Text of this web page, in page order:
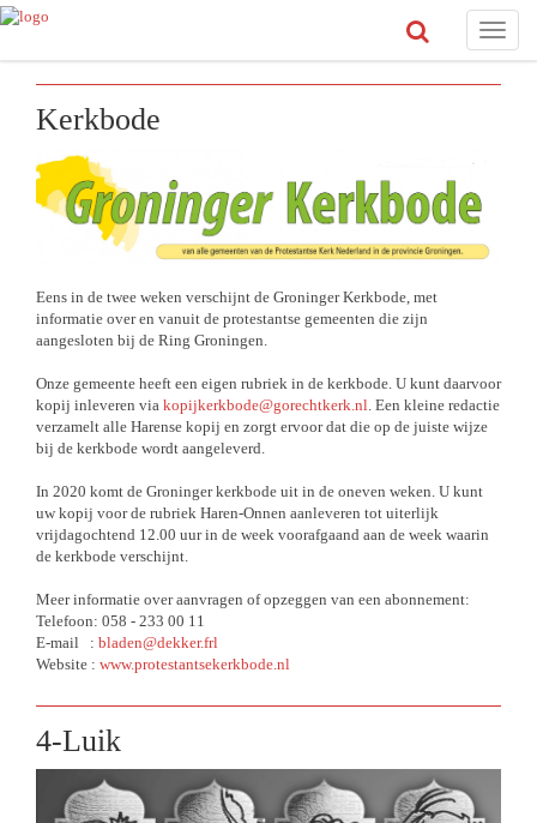
Toggle
Kerkbode
Eens in de twee weken verschijnt de Groninger Kerkbode, met
informatie over en vanuit de protestantse gemeenten die zijn
aangesloten bij de Ring Groningen.
Onze gemeente heeft een eigen rubriek in de kerkbode. U kunt daarvoor
kopij inleveren via kopijkerkbode@gorechtkerk.nl. Een kleine redactie
verzamelt alle Harense kopij en zorgt ervoor dat die op de juiste wijze
bij de kerkbode wordt aangeleverd.
In 2020 komt de Groninger kerkbode uit in de oneven weken. U kunt
uw kopij voor de rubriek Haren-Onnen aanleveren tot uiterlijk
vrijdagochtend 12.00 uur in de week voorafgaand aan de week waarin
de kerkbode verschijnt.
Meer informatie over aanvragen of opzeggen van een abonnement:
Telefoon: 058 - 233 00 11
E-mail : bladen@dekker.frl
Website : www.protestantsekerkbode.nl
4-Luik